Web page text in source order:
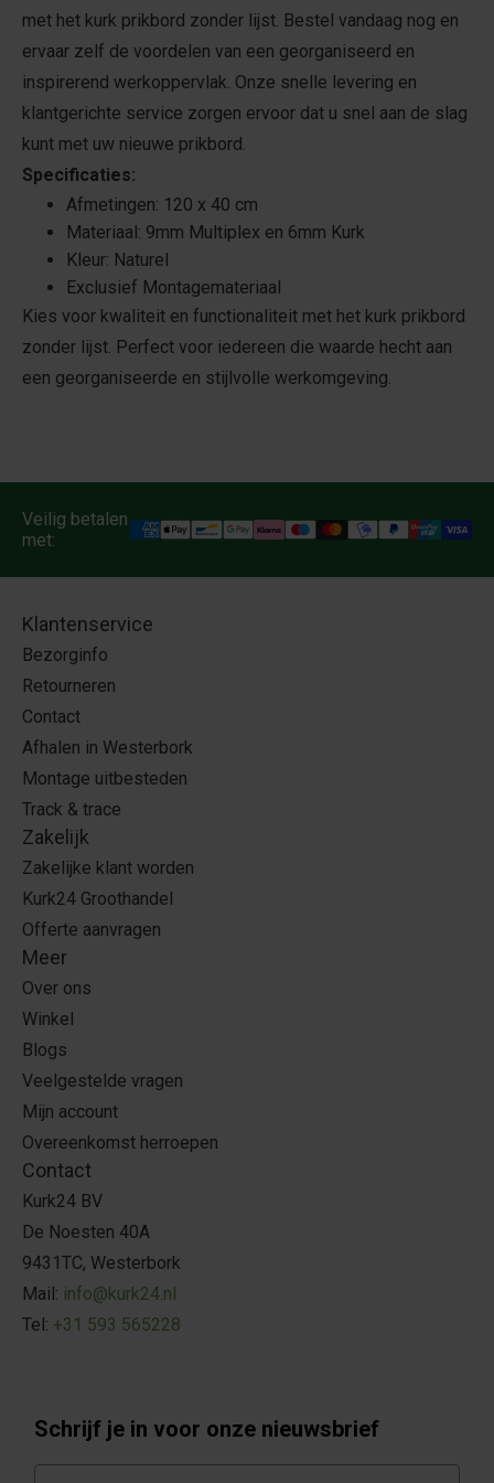
met het kurk prikbord zonder lijst. Bestel vandaag nog en
ervaar zelf de voordelen van een georganiseerd en
inspirerend werkoppervlak. Onze snelle levering en
klantgerichte service zorgen ervoor dat u snel aan de slag
kunt met uw nieuwe prikbord.
Specificaties:
Afmetingen: 120 x 40 cm
Materiaal: 9mm Multiplex en 6mm Kurk
Kleur: Naturel
Exclusief Montagemateriaal
Kies voor kwaliteit en functionaliteit met het kurk prikbord
zonder lijst. Perfect voor iedereen die waarde hecht aan
een georganiseerde en stijlvolle werkomgeving.
Veilig betalen
met:
Klantenservice
Bezorginfo
Retourneren
Contact
Afhalen in Westerbork
Montage uitbesteden
Track & trace
Zakelijk
Zakelijke klant worden
Kurk24 Groothandel
Offerte aanvragen
Meer
Over ons
Winkel
Blogs
Veelgestelde vragen
Mijn account
Overeenkomst herroepen
Contact
Kurk24 BV
De Noesten 40A
9431TC, Westerbork
Mail: info@kurk24.nl
Tel: +31 593 565228
Schrijf je in voor onze nieuwsbrief
E-mail